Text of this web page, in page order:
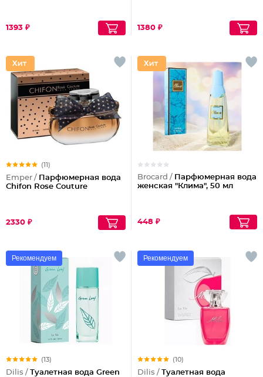
1393 ₽ 1380 ₽
(11)
Emper / Парфюмерная вода
Chifon Rose Couture
2330 ₽
Brocard / Парфюмерная вода
женская "Клима", 50 мл
448 ₽
Рекомендуем
(13)
Dilis / Туалетная вода Green
Рекомендуем
(10)
Dilis / Туалетная вода